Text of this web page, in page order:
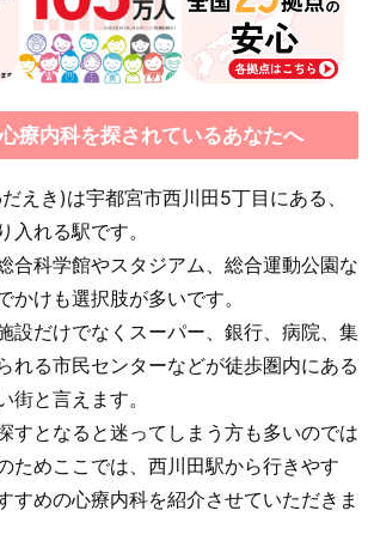
療内科を探されているあなたへ
えき)は宇都宮市西川田5丁目にある、
入れる駅です。
合科学館やスタジアム、総合運動公園な
かけも選択肢が多いです。
設だけでなくスーパー、銀行、病院、集
れる市民センターなどが徒歩圏内にある
街と言えます。
すとなると迷ってしまう方も多いのでは
ためここでは、西川田駅から行きやす
すめの心療内科を紹介させていただきま